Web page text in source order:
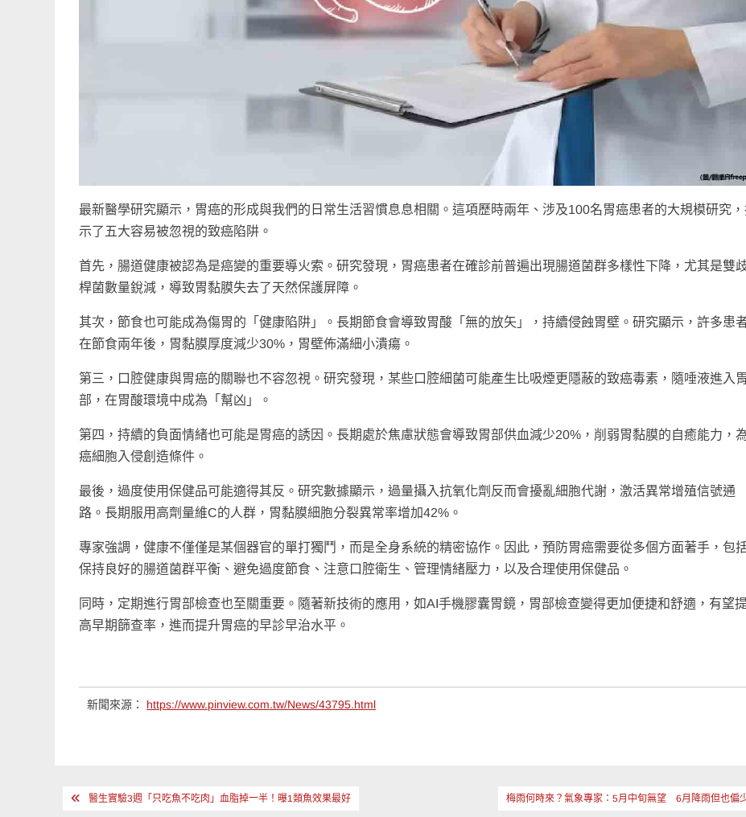
最新醫學研究顯示，胃癌的形成與我們的日常生活習慣息息相關。這項歷時兩年、涉及100名胃癌患者的大規模研究
示了五大容易被忽視的致癌陷阱。
首先，腸道健康被認為是癌變的重要導火索。研究發現，胃癌患者在確診前普遍出現腸道菌群多樣性下降，尤其是雙
桿菌數量銳減，導致胃黏膜失去了天然保護屏障。
其次，節食也可能成為傷胃的「健康陷阱」。長期節食會導致胃酸「無的放矢」，持續侵蝕胃壁。研究顯示，許多患
在節食兩年後，胃黏膜厚度減少30%，胃壁佈滿細小潰瘍。
第三，口腔健康與胃癌的關聯也不容忽視。研究發現，某些口腔細菌可能產生比吸煙更隱蔽的致癌毒素，隨唾液進入胃
部，在胃酸環境中成為「幫凶」。
第四，持續的負面情緒也可能是胃癌的誘因。長期處於焦慮狀態會導致胃部供血減少20%，削弱胃黏膜的自癒能力，
癌細胞入侵創造條件。
最後，過度使用保健品可能適得其反。研究數據顯示，過量攝入抗氧化劑反而會擾亂細胞代謝，激活異常增殖信號通
路。長期服用高劑量維C的人群，胃黏膜細胞分裂異常率增加42%。
專家強調，健康不僅僅是某個器官的單打獨鬥，而是全身系統的精密協作。因此，預防胃癌需要從多個方面著手，包
保持良好的腸道菌群平衡、避免過度節食、注意口腔衛生、管理情緒壓力，以及合理使用保健品。
同時，定期進行胃部檢查也至關重要。隨著新技術的應用，如AI手機膠囊胃鏡，胃部檢查變得更加便捷和舒適，有望提
高早期篩查率，進而提升胃癌的早診早治水平。
新聞來源： https://www.pinview.com.tw/News/43795.html
文 醫生實驗3週「只吃魚不吃肉」血脂掉一半！曝1類魚效果最好 梅雨何時來？氣象專家：5月中旬無望 6月降雨但也偏